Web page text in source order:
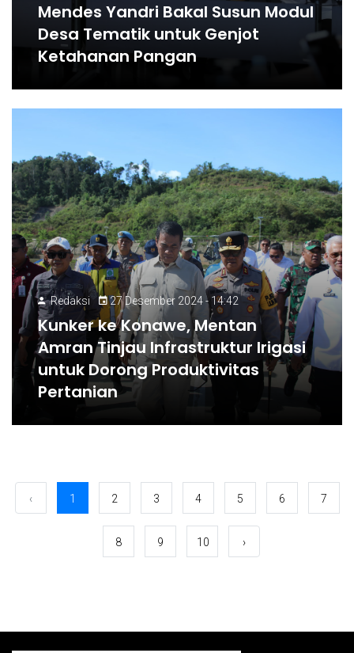
Mendes Yandri Bakal Susun Modul
Desa Tematik untuk Genjot
Ketahanan Pangan
Redaksi 27 Desember 2024 - 14:42
Kunker ke Konawe, Mentan
Amran Tinjau Infrastruktur Irigasi
untuk Dorong Produktivitas
Pertanian
‹ 1 2 3 4 5 6 7
8 9 10 ›